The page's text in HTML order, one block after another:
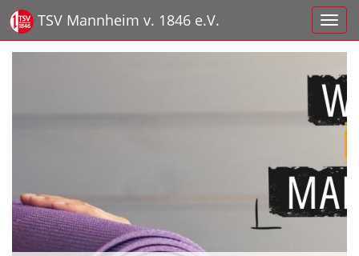
TSV Mannheim v. 1846 e.V.